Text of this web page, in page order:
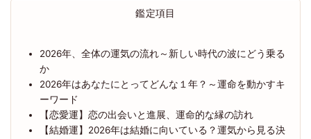
鑑定項目
2026年、全体の運気の流れ～新しい時代の波にどう乗る
か
2026年はあなたにとってどんな１年？～運命を動かすキ
ーワード
【恋愛運】恋の出会いと進展、運命的な縁の訪れ
【結婚運】2026年は結婚に向いている？運気から見る決